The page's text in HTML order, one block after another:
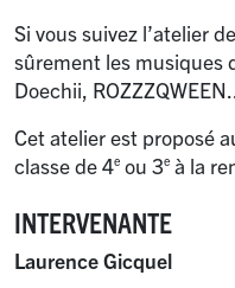
Si vous suivez l’atelier
sûrement les musiques
Doechii, ROZZZQWEEN...
Cet atelier est proposé
classe de 4e ou 3e à la
INTERVENANTE
Laurence Gicquel